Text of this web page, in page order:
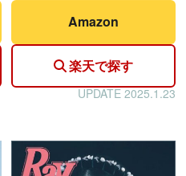
Amazon
楽天で探す
UPDATE 2025.1.23